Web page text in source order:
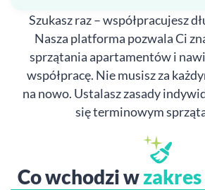
Szukasz raz – współpracujesz
Nasza platforma pozwala Ci
sprzątania apartamentów i
współpracę. Nie musisz za
na nowo. Ustalasz zasady
się terminowym
Co wchodzi w